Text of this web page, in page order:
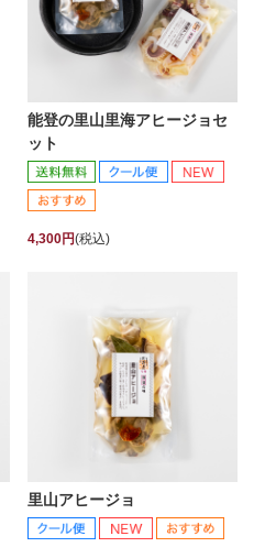
能登の里山里海アヒージョセ
ット
4,300円(税込)
里山アヒージョ